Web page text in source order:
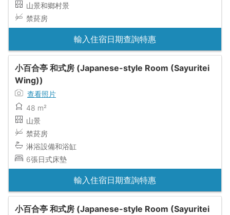
山景和鄉村景
禁菸房
輸入住宿日期查詢特惠
小百合亭 和式房 (Japanese-style Room (Sayuritei
Wing))
查看照片
48 m²
山景
禁菸房
淋浴設備和浴缸
6張日式床墊
輸入住宿日期查詢特惠
小百合亭 和式房 (Japanese-style Room (Sayuritei